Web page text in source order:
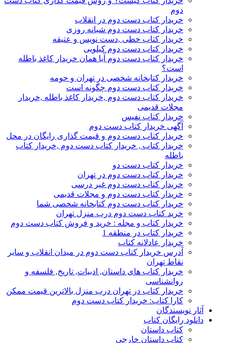
دوم
خریدار کتاب دست دوم در انقلاب
خریدار کتاب دست دوم شبانه روزی
خریدار کتاب خطی ,دست نویس و عتیقه
خریدار کتاب دست دوم کیلویی
خریدار کتاب دست دوم آیا همان خریدار کاغذ باطله
است؟
خریدار کتابخانه شخصی در تهران و حومه
خریدار کتاب دست دوم چگونه است
خریدار کتاب دست دوم ,خریدار کاغذ باطله ,خریدار
مجلات قدیمی
خریدار کتاب نفیس
آگهی خریدار کتاب دست دوم
خریدار کتاب دست دوم و قیمت گذاری رایگان در محل
خریدار کتاب , خریدار کتاب دست دوم ,خریدار کتاب
باطله
خریدار کتاب دست دو
خریدار کتاب دست دوم در تهران
خریدار کتاب دست دوم غیر درسی
خریدار کتاب دست دوم و مجلات قدیمی
خریدار کتاب دست دوم کتابخانه شخصی شما
خرید کتاب دست دوم درب منزل تهران
خریدار کتاب و مجله : خرید و فروش کتاب دست دوم
خریدار کتاب در منطقه 1
خریدار عادلانه کتاب
آدرس خریدار کتاب دست دوم در میدان انقلاب و سایر
نقاط تهران
خریدار کتاب های داستان, ادبیات, تاریخ, فلسفه و
روانشناسی
خریدار کتاب در تهران درب منزل بالاترین قیمت ممکن
کارا کتاب: خریدار کتاب دست دوم
آثار نویسندگان
دانلود رایگان کتاب
کتاب داستان
کتاب داستان خارجی